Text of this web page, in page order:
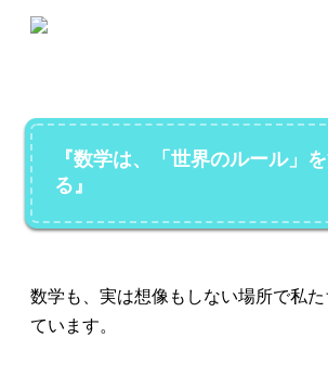
『数学は、「世界のルール」
る』
数学も、実は想像もしない場所で私た
ています。